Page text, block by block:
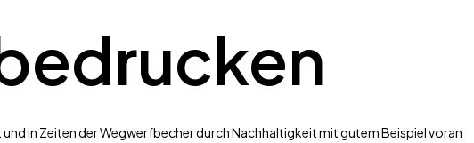
in Zeiten der Wegwerfbecher durch Nachhaltigkeit mit gutem Beispiel voran